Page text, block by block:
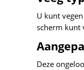
U kunt
scherm kunt
Deze